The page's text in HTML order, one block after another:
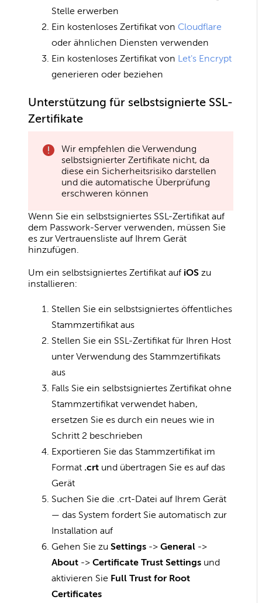
Stelle erwerben
Ein kostenloses Zertifikat von Cloudflare
oder ähnlichen Diensten verwenden
Ein kostenloses Zertifikat von Let's Encrypt
generieren oder beziehen
Unterstützung für selbstsignierte SSL-
Zertifikate
Wir empfehlen die Verwendung
selbstsignierter Zertifikate nicht, da
diese ein Sicherheitsrisiko darstellen
und die automatische Überprüfung
erschweren können
Wenn Sie ein selbstsigniertes SSL-Zertifikat auf
dem Passwork-Server verwenden, müssen Sie
es zur Vertrauensliste auf Ihrem Gerät
hinzufügen.
Um ein selbstsigniertes Zertifikat auf iOS zu
installieren:
Stellen Sie ein selbstsigniertes öffentliches
Stammzertifikat aus
Stellen Sie ein SSL-Zertifikat für Ihren Host
unter Verwendung des Stammzertifikats
aus
Falls Sie ein selbstsigniertes Zertifikat ohne
Stammzertifikat verwendet haben,
ersetzen Sie es durch ein neues wie in
Schritt 2 beschrieben
Exportieren Sie das Stammzertifikat im
Format .crt und übertragen Sie es auf das
Gerät
Suchen Sie die .crt-Datei auf Ihrem Gerät
— das System fordert Sie automatisch zur
Installation auf
Gehen Sie zu Settings -> General ->
About -> Certificate Trust Settings und
aktivieren Sie Full Trust for Root
Certificates